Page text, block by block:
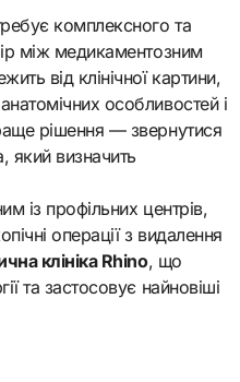
комплексного та
між медикаментозним
від клінічної картини,
особливостей і
рішення — звернутися
який визначить
із профільних центрів,
операції з видалення
клініка Rhino, що
та застосовує найновіші